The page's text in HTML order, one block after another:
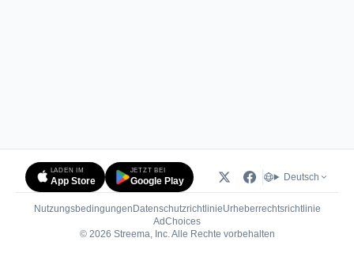
LADEN IM
App Store
JETZT BEI
Google Play Deutsch
Nutzungsbedingungen DatenschutzrichtlinieUrheberrechtsrichtlinie
AdChoices(öffnet in neuem Tab)
© 2026 Streema, Inc. Alle Rechte vorbehalten